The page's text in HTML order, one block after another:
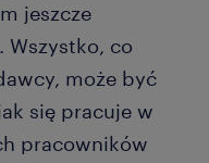
jeszcze
Wszystko, co
może być
się pracuje w
pracowników